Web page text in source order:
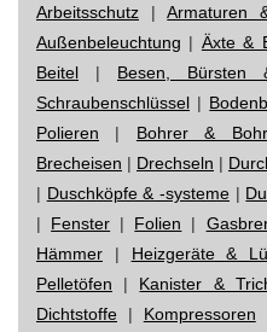
Arbeitsschutz |Armaturen
Außenbeleuchtung | Äxte &
Beitel | Besen, Bürsten
Schraubenschlüssel |
Polieren | Bohrer &
Brecheisen | Drechseln |
| Duschköpfe & -systeme |
| Fenster | Folien |
Hämmer | Heizgeräte &
Pelletöfen | Kanister &
Dichtstoffe | Kompressoren